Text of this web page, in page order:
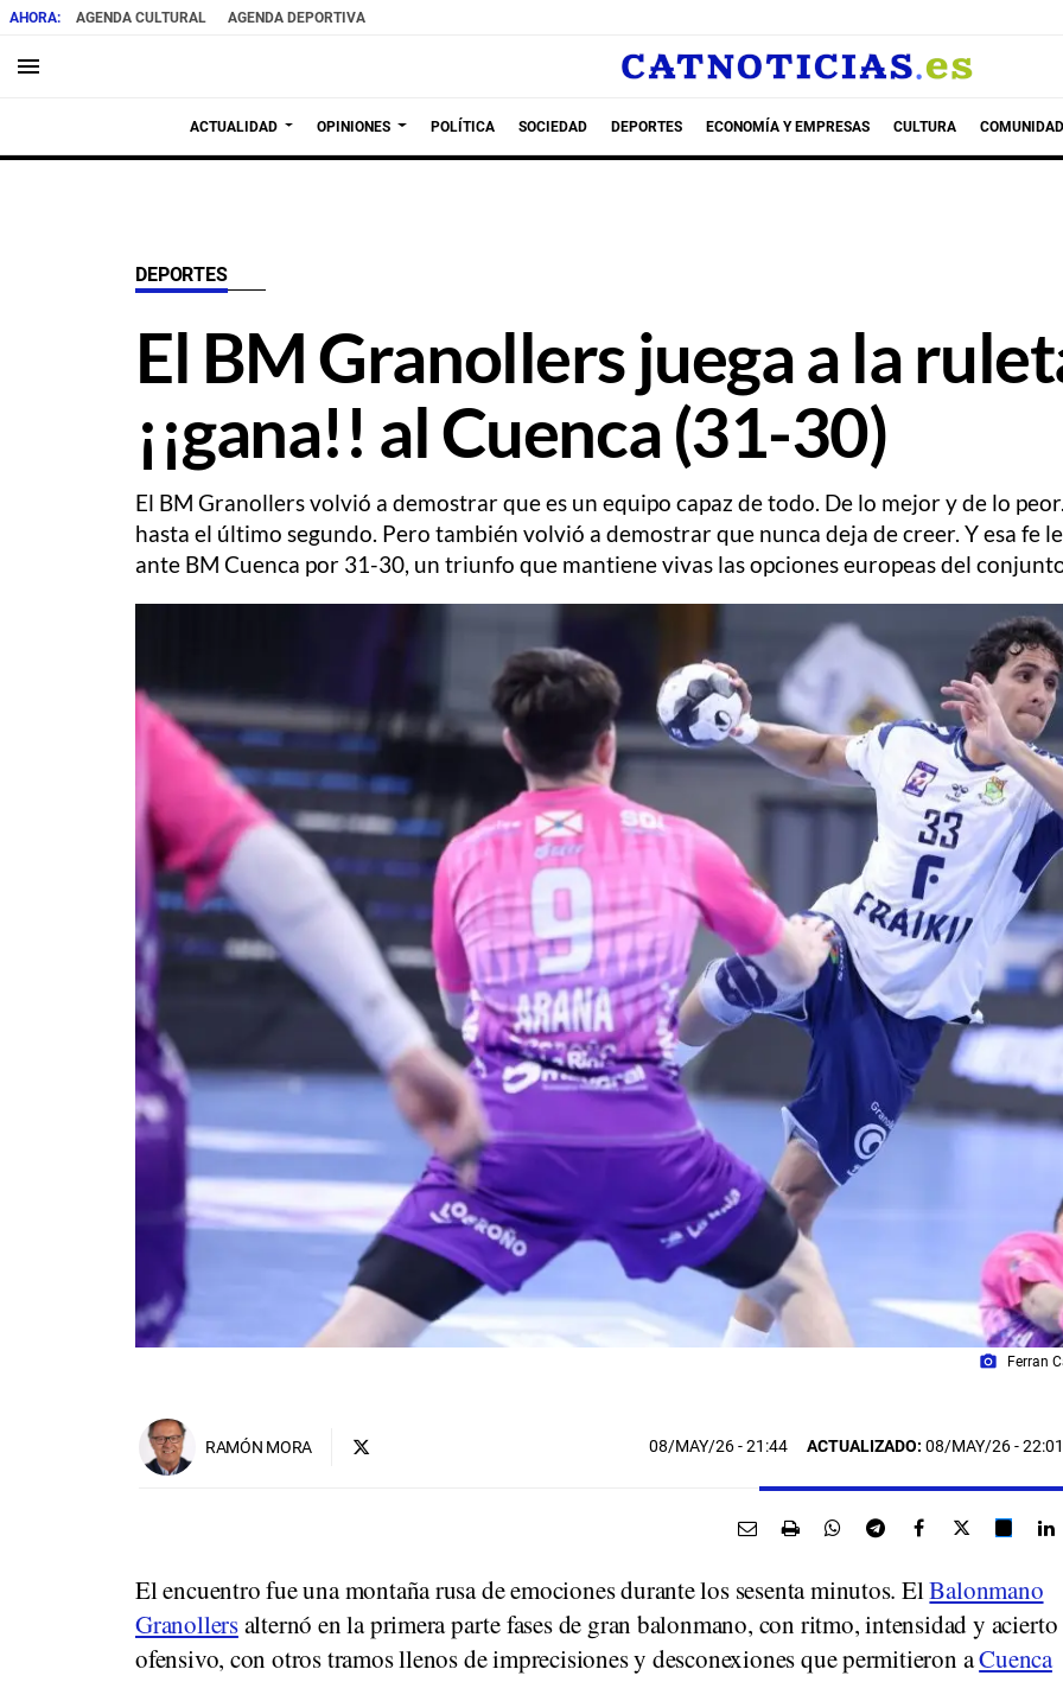
AGENDA CULTURAL AGENDA DEPORTIVA
menu
ACTUALIDAD OPINIONES POLÍTICA SOCIEDAD DEPORTES ECONOMÍA Y EMPRESAS CULTURA
DEPORTES
El BM Granollers juega a la
¡¡gana!! al Cuenca (31-30)
El BM Granollers volvió a demostrar que es un equipo capaz de todo. De lo mejor y de lo
hasta el último segundo. Pero también volvió a demostrar que nunca deja de creer. Y esa fe
ante BM Cuenca por 31-30, un triunfo que mantiene vivas las opciones europeas del
photo_camera Ferran
RAMÓN MORA 08/MAY/26- 21:44 ACTUALIZADO: 08/MAY/26 - 22:01
El encuentro fue una montaña rusa de emociones durante los sesenta minutos. ElBalonmano
Granollersalternó en la primera parte fases de gran balonmano, con ritmo, intensidad y acierto
ofensivo, con otros tramos llenos de imprecisiones y desconexiones que permitieron aCuenca